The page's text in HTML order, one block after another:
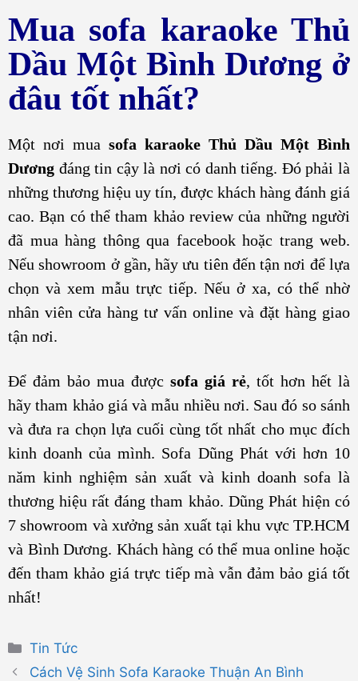
Mua sofa karaoke Thủ
Dầu Một Bình Dương ở
đâu tốt nhất?
Một nơi mua sofa karaoke Thủ Dầu Một Bình
Dương đáng tin cậy là nơi có danh tiếng. Đó phải là
những thương hiệu uy tín, được khách hàng đánh giá
cao. Bạn có thể tham khảo review của những người
đã mua hàng thông qua facebook hoặc trang web.
Nếu showroom ở gần, hãy ưu tiên đến tận nơi để lựa
chọn và xem mẫu trực tiếp. Nếu ở xa, có thể nhờ
nhân viên cửa hàng tư vấn online và đặt hàng giao
tận nơi.
Để đảm bảo mua được sofa giá rẻ, tốt hơn hết là
hãy tham khảo giá và mẫu nhiều nơi. Sau đó so sánh
và đưa ra chọn lựa cuối cùng tốt nhất cho mục đích
kinh doanh của mình. Sofa Dũng Phát với hơn 10
năm kinh nghiệm sản xuất và kinh doanh sofa là
thương hiệu rất đáng tham khảo. Dũng Phát hiện có
7 showroom và xưởng sản xuất tại khu vực TP.HCM
và Bình Dương. Khách hàng có thể mua online hoặc
đến tham khảo giá trực tiếp mà vẫn đảm bảo giá tốt
nhất!
Danh
mục
Tin Tức
Cách Vệ Sinh Sofa Karaoke Thuận An Bình